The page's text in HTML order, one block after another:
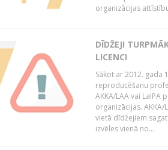
organizācijas
DĪDŽEJI
LICENCI
Sākot ar 2012. gada
reproducēšanu
AKKA/LAA vai LaIPA
organizācijas.
vietā dīdžejiem
izvēles vienā no...